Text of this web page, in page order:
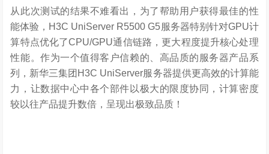
从此次测试的结果不难看出，为了帮助用户获得最佳的性
能体验，H3C UniServer R5500 G5服务器特别针对GPU计
算特点优化了CPU/GPU通信链路，更大程度提升核心处理
性能。作为一个值得客户信赖的、高品质的服务器产品系
列，新华三集团H3C UniServer服务器提供更高效的计算能
力，让数据中心中各个部件以极大的限度协同，计算密度
较以往产品提升数倍，呈现出极致品质！